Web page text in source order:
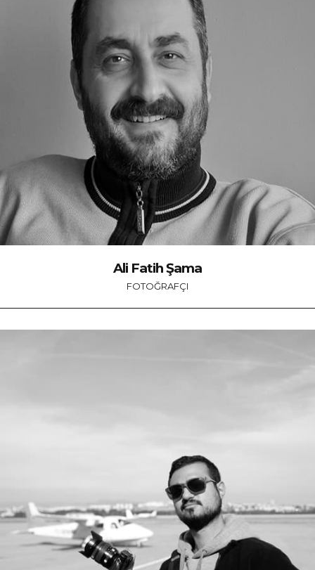
Ali Fatih Şama
FOTOĞRAFÇI